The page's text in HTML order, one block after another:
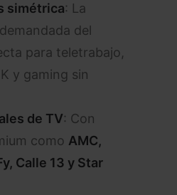
simétrica: La
del
para teletrabajo,
y gaming sin
de TV: Con
como AMC,
Calle 13 y Star